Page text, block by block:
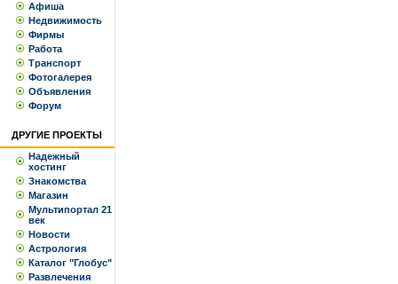
Афиша
Недвижимость
Фирмы
Работа
Транспорт
Фотогалерея
Объявления
Форум
ДРУГИЕ ПРОЕКТЫ
Надежный
хостинг
Знакомства
Магазин
Мультипортал 21
век
Новости
Астрология
Каталог "Глобус"
Развлечения